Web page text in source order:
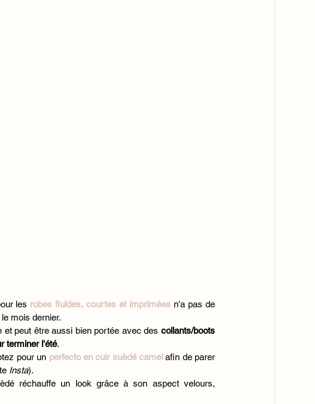
les robes fluides, courtes et imprimées n'a pas de
mois dernier.
peut être aussi bien portée avec des collants/boots
terminer l'été.
pour un perfecto en cuir suèdé camel afin de parer
Insta).
réchauffe un look grâce à son aspect velours,